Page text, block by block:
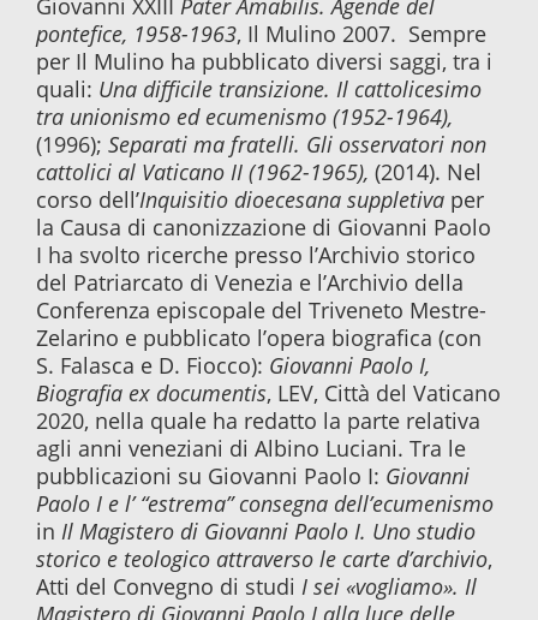
Giovanni XXIII Pater Amabilis. Agende del
pontefice, 1958-1963, Il Mulino 2007. Sempre
per Il Mulino ha pubblicato diversi saggi, tra i
quali: Una difficile transizione. Il cattolicesimo
tra unionismo ed ecumenismo (1952-1964),
(1996); Separati ma fratelli. Gli osservatori non
cattolici al Vaticano II (1962-1965), (2014). Nel
corso dell’Inquisitio dioecesana suppletiva per
la Causa di canonizzazione di Giovanni Paolo
I ha svolto ricerche presso l’Archivio storico
del Patriarcato di Venezia e l’Archivio della
Conferenza episcopale del Triveneto Mestre-
Zelarino e pubblicato l’opera biografica (con
S. Falasca e D. Fiocco): Giovanni Paolo I,
Biografia ex documentis, LEV, Città del Vaticano
2020, nella quale ha redatto la parte relativa
agli anni veneziani di Albino Luciani. Tra le
pubblicazioni su Giovanni Paolo I: Giovanni
Paolo I e l’ “estrema” consegna dell’ecumenismo
in Il Magistero di Giovanni Paolo I. Uno studio
storico e teologico attraverso le carte d’archivio,
Atti del Convegno di studi I sei «vogliamo». Il
Magistero di Giovanni Paolo I alla luce delle